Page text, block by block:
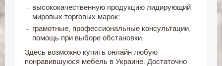
высококачественную продукцию лидирующий
мировых торговых марок;
грамотные, профессиональные консультации,
помощь при выборе обстановки.
Здесь возможно купить онлайн любую
понравившуюся мебель в Украине. Достаточно